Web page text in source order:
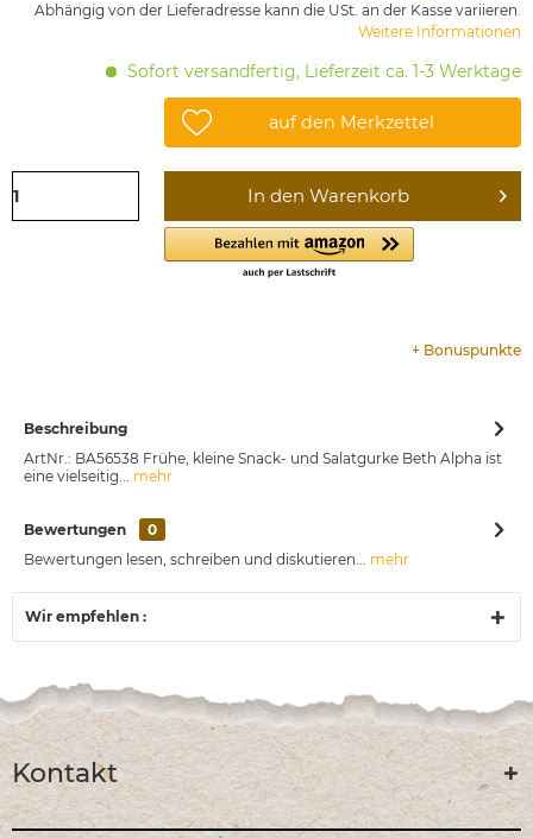
Abhängig von der Lieferadresse kann die USt. an der Kasse variieren.
Weitere Informationen
Sofort versandfertig, Lieferzeit ca. 1-3 Werktage
auf den Merkzettel
In den Warenkorb
+ Bonuspunkte
Beschreibung
ArtNr.: BA56538 Frühe, kleine Snack- und Salatgurke Beth Alpha ist
eine vielseitig... mehr
Bewertungen
0
Bewertungen lesen, schreiben und diskutieren... mehr
Wir empfehlen :
Kontakt